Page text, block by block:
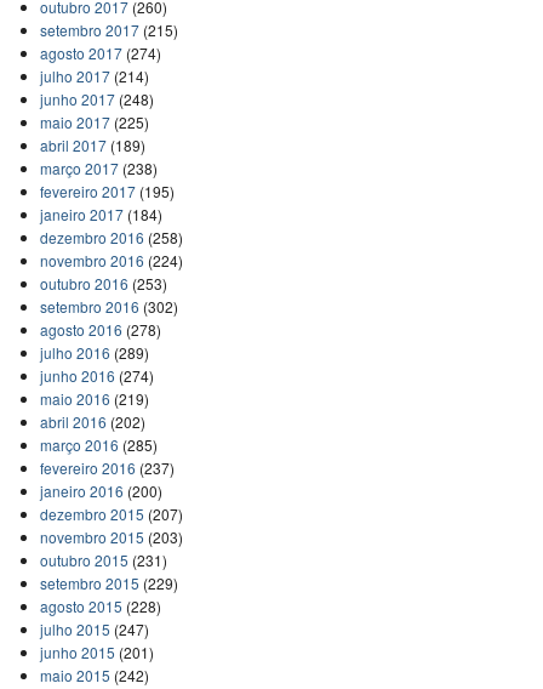
outubro 2017(260)
setembro 2017(215)
agosto 2017(274)
julho 2017(214)
junho 2017(248)
maio 2017(225)
abril 2017(189)
março 2017(238)
fevereiro 2017(195)
janeiro 2017(184)
dezembro 2016 (258)
novembro 2016 (224)
outubro 2016 (253)
setembro 2016 (302)
agosto 2016 (278)
julho 2016 (289)
junho 2016 (274)
maio 2016 (219)
abril 2016 (202)
março 2016 (285)
fevereiro 2016 (237)
janeiro 2016 (200)
dezembro 2015 (207)
novembro 2015 (203)
outubro 2015 (231)
setembro 2015 (229)
agosto 2015 (228)
julho 2015 (247)
junho 2015 (201)
maio 2015 (242)